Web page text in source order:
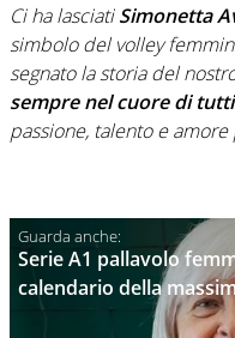
Ci ha lasciatiSimonetta
simbolo del volley
segnato la storia del
sempre nel cuore di
passione, talento e amore
Serie A1 pallavolo
calendario della